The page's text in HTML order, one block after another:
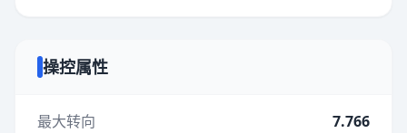
操控属性
最大转向 7.766